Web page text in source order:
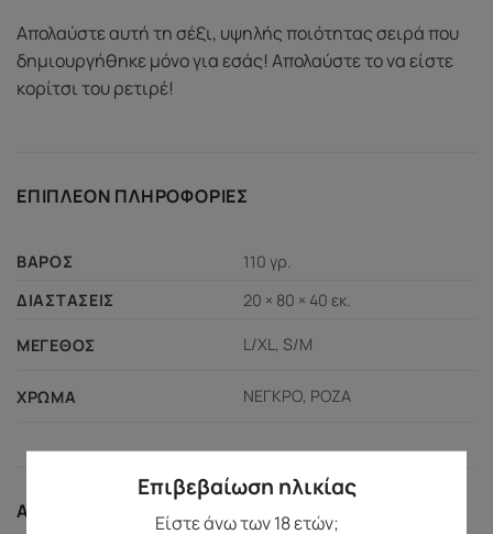
Απολαύστε αυτή τη σέξι, υψηλής ποιότητας σειρά που
δημιουργήθηκε μόνο για εσάς! Απολαύστε το να είστε
κορίτσι του ρετιρέ!
ΕΠΙΠΛΈΟΝ ΠΛΗΡΟΦΟΡΊΕΣ
ΒΆΡΟΣ
110 γρ.
ΔΙΑΣΤΆΣΕΙΣ
20 × 80 × 40 εκ.
ΜΈΓΕΘΟΣ L/XL, S/M
ΧΡΏΜΑ ΝΕΓΚΡΟ, ΡΟΖΑ
ΑΣΦΆΛΕΙΑ ΑΓΟΡΏΝ
Επιβεβαίωση ηλικίας
Είστε άνω των 18 ετών;